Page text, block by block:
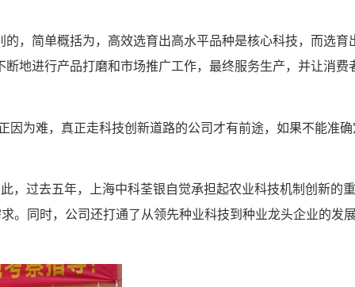
，简单概括为，高效选育出高水平品种是核心科技，而选育
地进行产品打磨和市场推广工作，最终服务生产，并让消费
因为难，真正走科技创新道路的公司才有前途，如果不能准确
，过去五年，上海中科荃银自觉承担起农业科技机制创新的重
。同时，公司还打通了从领先种业科技到种业龙头企业的发